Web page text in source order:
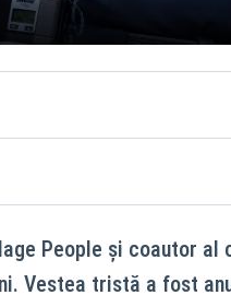
People și coautor al
Vestea tristă a fost